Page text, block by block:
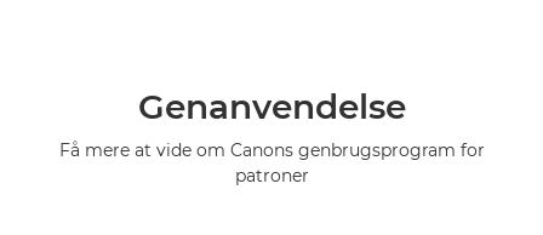
Genanvendelse
Få mere at vide om Canons genbrugsprogram for
patroner